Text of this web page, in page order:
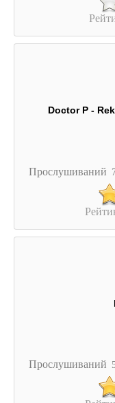
Doctor P -
Прослушиваний
Прослушиваний